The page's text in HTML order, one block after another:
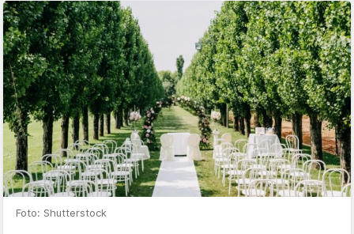
Foto: Shutterstock